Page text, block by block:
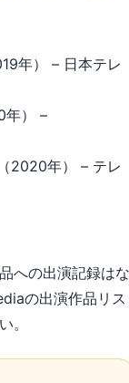
年） – 日本テレ
年） –
2020年） – テレ
への出演記録はな
の出演作品リス
。